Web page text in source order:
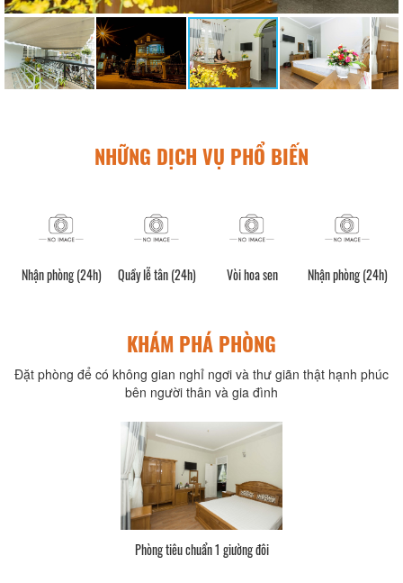
NHỮNG DỊCH VỤ PHỔ BIẾN
Nhận phòng (24h) Quầy lễ tân (24h) Vòi hoa sen Nhận phòng (24h)
KHÁM PHÁ PHÒNG
Đặt phòng để có không gian nghỉ ngơi và thư giãn thật hạnh phúc
bên người thân và gia đình
Phòng tiêu chuẩn 1 giường đôi